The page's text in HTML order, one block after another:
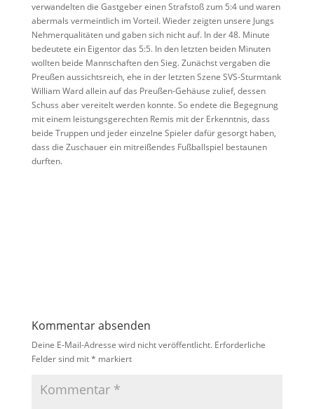
verwandelten die Gastgeber einen Strafstoß zum 5:4 und waren
abermals vermeintlich im Vorteil. Wieder zeigten unsere Jungs
Nehmerqualitäten und gaben sich nicht auf. In der 48. Minute
bedeutete ein Eigentor das 5:5. In den letzten beiden Minuten
wollten beide Mannschaften den Sieg. Zunächst vergaben die
Preußen aussichtsreich, ehe in der letzten Szene SVS-Sturmtank
William Ward allein auf das Preußen-Gehäuse zulief, dessen
Schuss aber vereitelt werden konnte. So endete die Begegnung
mit einem leistungsgerechten Remis mit der Erkenntnis, dass
beide Truppen und jeder einzelne Spieler dafür gesorgt haben,
dass die Zuschauer ein mitreißendes Fußballspiel bestaunen
durften.
Kommentar absenden
Deine E-Mail-Adresse wird nicht veröffentlicht. Erforderliche
Felder sind mit* markiert